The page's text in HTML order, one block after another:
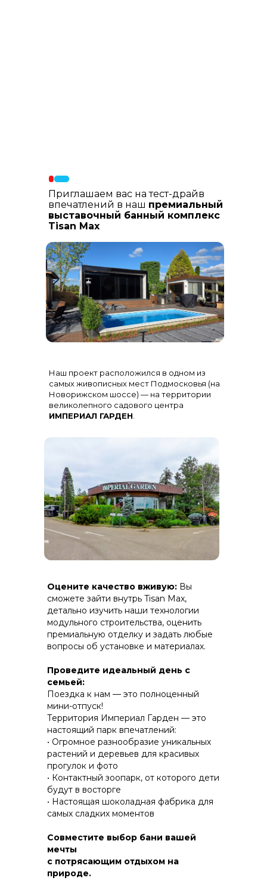
Приглашаем вас на тест-драйв
впечатлений в наш премиальный
выставочный банный комплекс
Tisan Max
Оцените качество вживую: Вы
сможете зайти внутрь Tisan Max,
детально изучить наши технологии
модульного строительства, оценить
премиальную отделку и задать любые
вопросы об установке и материалах.
Проведите идеальный день с
семьей:
Поездка к нам — это полноценный
мини-отпуск!
Территория Империал Гарден — это
настоящий парк впечатлений:
• Огромное разнообразие уникальных
растений и деревьев для красивых
прогулок и фото
• Контактный зоопарк, от которого дети
будут в восторгe
• Настоящая шоколадная фабрика для
самых сладких моментов
Совместите выбор бани вашей
мечты
с потрясающим отдыхом на
природе.
Наш проект расположился в одном из
самых живописных мест Подмосковья (на
Новорижском шоссе) — на территории
великолепного садового центра
ИМПЕРИАЛ ГАРДЕН
(дерево-полимерный композит) на
скрытом крепеже.
алюминиевыми импостами
черного цвета для жесткости и
стиля
лиственницы, шлифованный
керамогранит
ПРАКТИЧНОСТЬ И ЗАЩИТА ОТ НЕПОГОДЫ
КОНСТРУКТИВ И
ЭНЕРГОЭФФЕКТИВНОСТЬ